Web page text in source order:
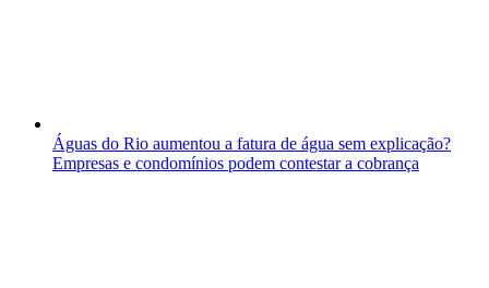
Águas do Rio aumentou a fatura de água sem explicação?
Empresas e condomínios podem contestar a cobrança